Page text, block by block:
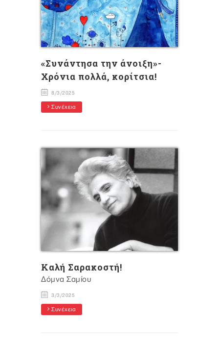
«Συνάντησα την άνοιξη»-
Χρόνια πολλά, κορίτσια!
8/3/2025
Συνέχεια
Kαλή Σαρακοστή!
Δόμνα Σαμίου
3/3/2025
Συνέχεια